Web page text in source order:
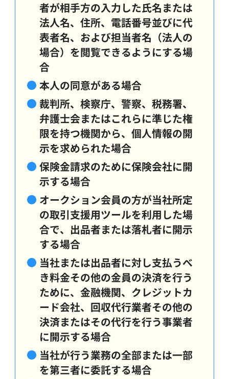
者が相手方の入力した氏名または
法人名、住所、電話番号並びに代
表者名、および担当者名（法人の
場合）を閲覧できるようにする場
合
本人の同意がある場合
裁判所、検察庁、警察、税務署、
弁護士会またはこれらに準じた権
限を持つ機関から、個人情報の開
示を求められた場合
保険金請求のために保険会社に開
示する場合
オークション会員の方が当社所定
の取引支援用ツールを利用した場
合で、出品者または落札者に開示
する場合
当社または出品者に対し支払うべ
き料金その他の金員の決済を行う
ために、金融機関、クレジットカ
ード会社、回収代行業者その他の
決済またはその代行を行う事業者
に開示する場合
当社が行う業務の全部または一部
を第三者に委託する場合